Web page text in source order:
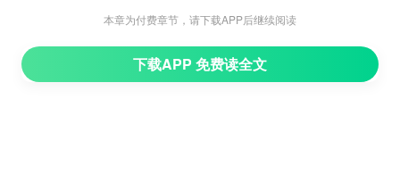
了，于佳慧则跑了一趟景氏，似乎有什么事要跟景元丰商
便找找工作，到底她
本章为付费章节，请下载APP后继续阅读
下载APP 免费读全文